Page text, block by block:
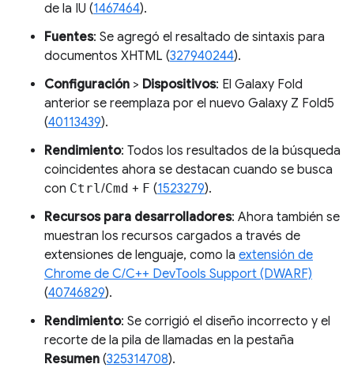
de la IU (1467464).
Fuentes: Se agregó el resaltado de sintaxis para
documentos XHTML (327940244).
Configuración > Dispositivos: El Galaxy Fold
anterior se reemplaza por el nuevo Galaxy Z Fold5
(40113439).
Rendimiento: Todos los resultados de la búsqueda
coincidentes ahora se destacan cuando se busca
con Ctrl/Cmd + F (1523279).
Recursos para desarrolladores: Ahora también se
muestran los recursos cargados a través de
extensiones de lenguaje, como la extensión de
Chrome de C/C++ DevTools Support (DWARF)
(40746829).
Rendimiento: Se corrigió el diseño incorrecto y el
recorte de la pila de llamadas en la pestaña
Resumen (325314708).